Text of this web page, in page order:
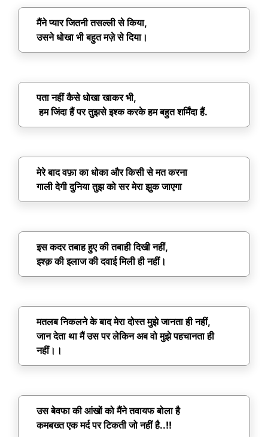
मैंने प्यार जितनी तसल्ली से किया,
उसने धोखा भी बहुत मज़े से दिया।
पता नहीं कैसे धोखा खाकर भी,
हम जिंदा हैं पर तुझसे इश्क करके हम बहुत शर्मिंदा हैं.
मेरे बाद वफ़ा का धोका और किसी से मत करना
गाली देगी दुनिया तुझ को सर मेरा झुक जाएगा
इस कदर तबाह हुए की तबाही दिखी नहीं,
इश्क़ की इलाज की दवाई मिली ही नहीं।
मतलब निकलने के बाद मेरा दोस्त मुझे जानता ही नहीं,
जान देता था मैं उस पर लेकिन अब वो मुझे पहचानता ही
नहीं।।
उस बेवफा की आंखों को मैंने तवायफ बोला है
कमबख्त एक मर्द पर टिकती जो नहीं है..!!